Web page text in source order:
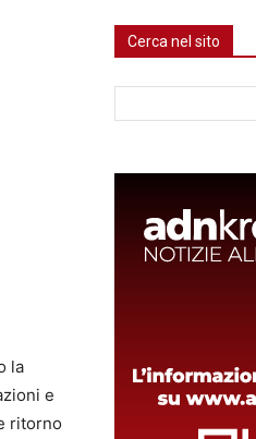
la
e
ritorno
Cerca nel sito